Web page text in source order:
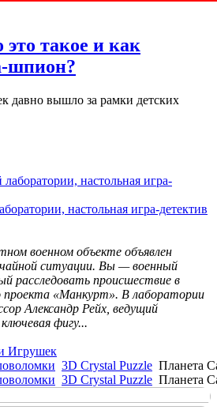
такое и как
шпион?
давно вышло за рамки детских
настольная игра-детектив
военном объекте объявлен
ситуации. Вы — военный
расследовать происшествие в
проекта «Манкурт». В лаборатории
Александр Рейх, ведущий
фигу...
Игрушек
3D Crystal Puzzle Планета
3D Crystal Puzzle Планета